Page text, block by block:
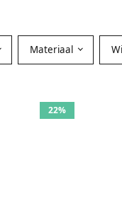
Materiaal
22%